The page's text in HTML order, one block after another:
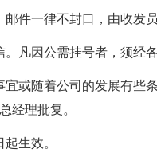
邮件一律不封口，由收发
。凡因公需挂号者，须经
宜或随着公司的发展有些
经理批复。
生效。